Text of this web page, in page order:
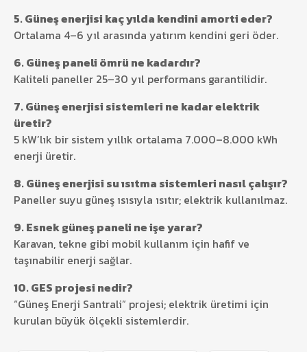
5. Güneş enerjisi kaç yılda kendini amorti eder?
Ortalama 4–6 yıl arasında yatırım kendini geri öder.
6. Güneş paneli ömrü ne kadardır?
Kaliteli paneller 25–30 yıl performans garantilidir.
7. Güneş enerjisi sistemleri ne kadar elektrik
üretir?
5 kW’lık bir sistem yıllık ortalama 7.000–8.000 kWh
enerji üretir.
8. Güneş enerjisi su ısıtma sistemleri nasıl çalışır?
Paneller suyu güneş ısısıyla ısıtır; elektrik kullanılmaz.
9. Esnek güneş paneli ne işe yarar?
Karavan, tekne gibi mobil kullanım için hafif ve
taşınabilir enerji sağlar.
10. GES projesi nedir?
“Güneş Enerji Santrali” projesi; elektrik üretimi için
kurulan büyük ölçekli sistemlerdir.